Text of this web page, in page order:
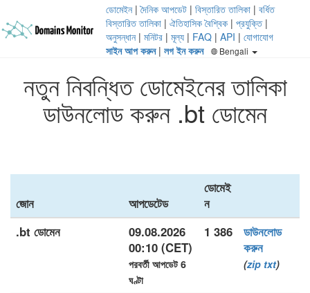
ডোমেইন|দৈনিক আপডেট | বিস্তারিত তালিকা | বর্ধিত
বিস্তারিত তালিকা | ঐতিহাসিক বৈশ্বিক | প্রযুক্তি|
অনুসন্ধান| মনিটর | মূল্য | FAQ | API | যোগাযোগ
সাইন আপ করুন| লগ ইন করুন Bengali
নতুন নিবন্ধিত ডোমেইনের তালিকা
ডাউনলোড করুন .bt ডোমেন
জোন আপডেটেড
ডোমেই
ন
.bt ডোমেন
09.08.2026
00:10 (CET)
পরবর্তী আপডেট 6
ঘণ্টা
1 386
ডাউনলোড
করুন
(zip txt)